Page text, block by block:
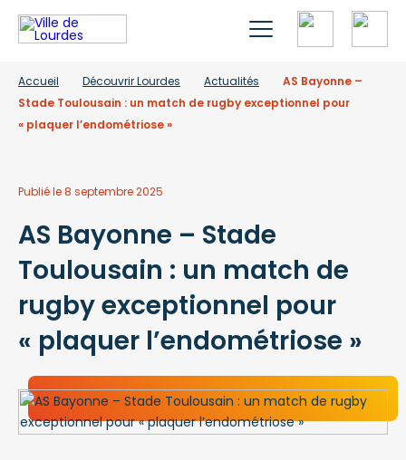
Accueil Découvrir Lourdes Actualités
AS Bayonne –
Stade Toulousain : un match de rugby exceptionnel pour
« plaquer l’endométriose »
Publié le 8 septembre 2025
AS Bayonne – Stade
Toulousain : un match de
rugby exceptionnel pour
« plaquer l’endométriose »